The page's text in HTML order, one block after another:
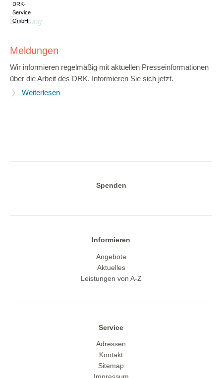
DRK-
Service
GmbH
Meldungen
Wir informieren regelmäßig mit aktuellen Presseinformationen
über die Arbeit des DRK. Informieren Sie sich jetzt.
Weiterlesen
Spenden
Informieren
Angebote
Aktuelles
Leistungen von A-Z
Service
Adressen
Kontakt
Sitemap